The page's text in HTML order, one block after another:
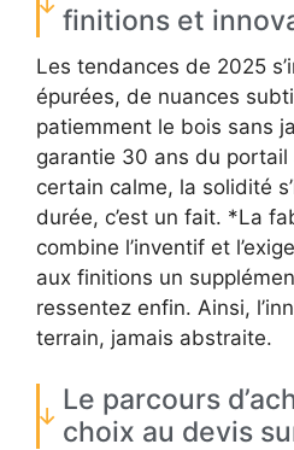
finitions et
Les tendances de 2025
épurées, de nuances
patiemment le bois sans
garantie 30 ans du portail
certain calme, la solidité
durée, c’est un fait. *La
combine l’inventif et
aux finitions un
ressentez enfin. Ainsi,
terrain, jamais abstraite.
Le parcours
choix au devis